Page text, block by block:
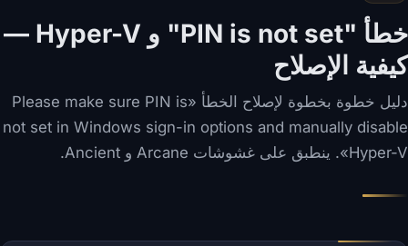
خطأ "PIN is not set" و Hyper-V —
كيفية الإصلاح
دليل خطوة بخطوة لإصلاح الخطأ «Please make sure PIN is
not set in Windows sign-in options and manually disable
Hyper-V». ينطبق على غشوشات Arcane و Ancient.